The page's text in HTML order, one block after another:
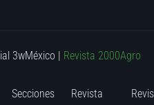
3wMéxico | Revista 2000Agro
Secciones
Revista